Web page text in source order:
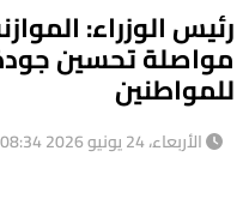
رئيس الوزراء:
مواصلة تحسين
للمواطنين
الأربعاء، 24 يونيو 2026 08:34 م